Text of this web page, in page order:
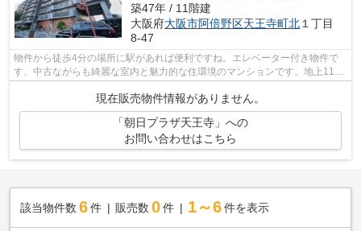
築47年 / 11階建
大阪府大阪市阿倍野区天王寺町北 １丁目
8‐47
物件から徒歩4分の場所に駅があれば便利ですね。エレベーター付き物件で
す。中古ながらも綺麗な室内と魅力的な住環境のマンションです。地上11階
建ての物件です。アフロがご紹介する不...
現在販売物件情報がありません。
「朝日プラザ天王寺」への
お問い合わせはこちら
該当物件数 6件 販売数 0 件 1～6 件を表示